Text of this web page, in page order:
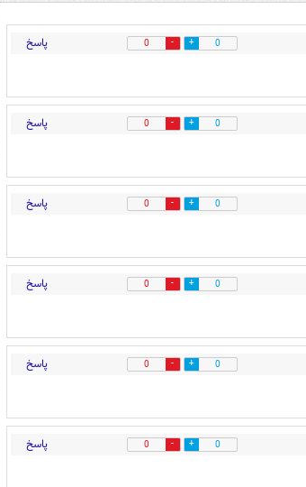
0
0 پاسخ
0
0 پاسخ
0
0 پاسخ
0
0 پاسخ
0
0 پاسخ
0
0 پاسخ